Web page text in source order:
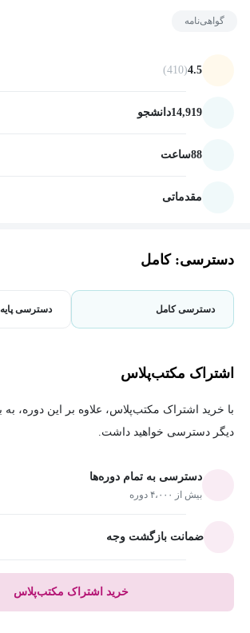
گواهی‌نامه
4.5
(410)
14,919دانشجو
88ساعت
مقدماتی
دسترسی: کامل
دسترسی کامل دسترسی پایه
اشتراک مکتب‌پلاس
دیگر دسترسی خواهید داشت.
دسترسی به تمام دوره‌ها
بیش از ۴،۰۰۰ دوره
ضمانت بازگشت وجه
خرید اشتراک مکتب‌پلاس